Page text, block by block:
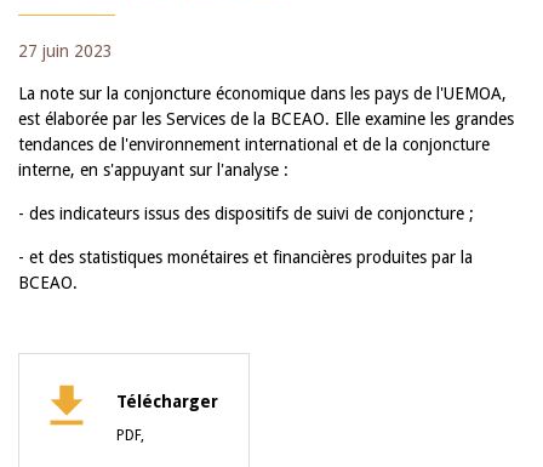
27 juin 2023
La note sur la conjoncture économique dans les pays de l'UEMOA,
est élaborée par les Services de la BCEAO. Elle examine les grandes
tendances de l'environnement international et de la conjoncture
interne, en s'appuyant sur l'analyse :
- des indicateurs issus des dispositifs de suivi de conjoncture ;
- et des statistiques monétaires et financières produites par la
BCEAO.
Télécharger
PDF,